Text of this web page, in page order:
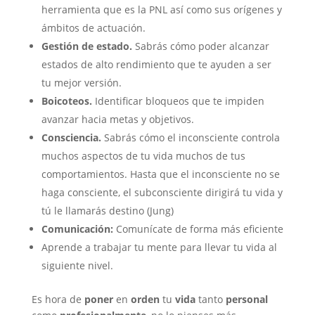
herramienta que es la PNL así como sus orígenes y
ámbitos de actuación.
Gestión de estado. Sabrás cómo poder alcanzar
estados de alto rendimiento que te ayuden a ser
tu mejor versión.
Boicoteos. Identificar bloqueos que te impiden
avanzar hacia metas y objetivos.
Consciencia. Sabrás cómo el inconsciente controla
muchos aspectos de tu vida muchos de tus
comportamientos. Hasta que el inconsciente no se
haga consciente, el subconsciente dirigirá tu vida y
tú le llamarás destino (Jung)
Comunicación: Comunícate de forma más eficiente
Aprende a trabajar tu mente para llevar tu vida al
siguiente nivel.
Es hora de poneren ordentu vidatanto personal